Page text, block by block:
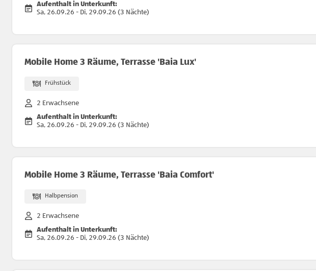
Aufenthalt in Unterkunft:
Sa, 26.09.26 - Di, 29.09.26 (3 Nächte)
Mobile Home 3 Räume, Terrasse 'Baia Lux'
Frühstück
2 Erwachsene
Aufenthalt in Unterkunft:
Sa, 26.09.26 - Di, 29.09.26 (3 Nächte)
Mobile Home 3 Räume, Terrasse 'Baia Comfort'
Halbpension
2 Erwachsene
Aufenthalt in Unterkunft:
Sa, 26.09.26 - Di, 29.09.26 (3 Nächte)